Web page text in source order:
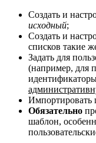
Создать и
исходный;
Создать и
списков такие
Задать для
(например, для
Импортировать
Обязательно
шаблон,